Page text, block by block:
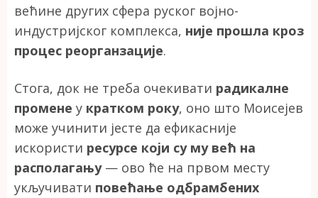
већине других сфера руског војно-
индустријског комплекса, није прошла кроз
процес реорганзације.
Стога, док не треба очекивати радикалне
промене у кратком року, оно што Моисејев
може учинити јесте да ефикасније
искористи ресурсе који су му већ на
располагању— ово ће на првом месту
укључивати повећање одбрамбених